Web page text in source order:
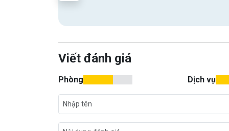
Viết đánh giá
Phòng Dịch vụ